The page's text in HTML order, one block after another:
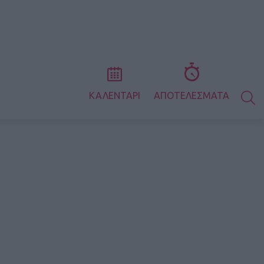
ΚΑΛΕΝΤΑΡΙ ΑΠΟΤΕΛΕΣΜΑΤΑ